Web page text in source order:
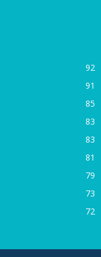
92
91
85
83
83
81
79
73
72